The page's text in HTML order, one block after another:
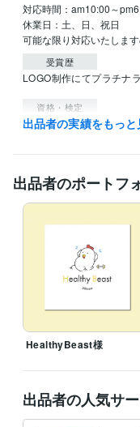
対応時間：am10:00～
休業日：土、日、祝日
可能な限り対応いたしま
受賞歴
LOGO制作にてプラチナ
資格・検定
自動車運転免許 取得年 :
得意分野
イン
出品者の実績をもっと
出品者のポートフ
HealthyBeast様
出品者の人気サ